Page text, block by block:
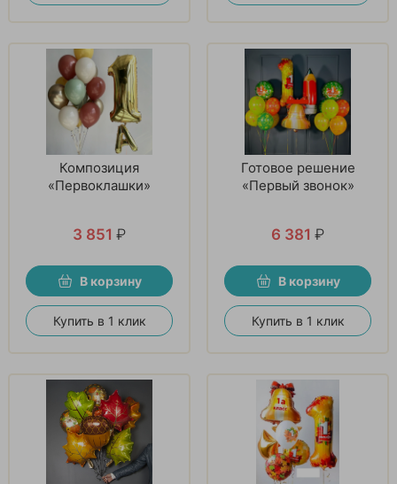
Композиция
«Первоклашки»
3 851 ₽
В корзину
Купить в 1 клик
Готовое решение
«Первый звонок»
6 381 ₽
В корзину
Купить в 1 клик